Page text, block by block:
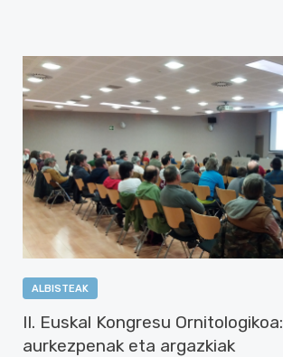
ALBISTEAK
II. Euskal Kongresu Ornitologikoa:
aurkezpenak eta argazkiak